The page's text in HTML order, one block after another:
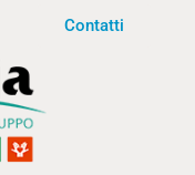
Contatti